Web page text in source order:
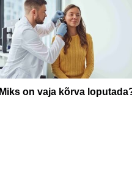
Miks on vaja kõrva